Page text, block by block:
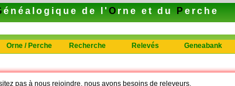
énéalogique de l' O rne et du P erche
Orne / Perche Recherche Relevés
Geneabank
pas à nous rejoindre, nous avons besoins de releveurs.